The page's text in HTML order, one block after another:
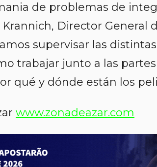
de problemas de
Director General
supervisar las
trabajar junto a las
qué y dónde están los
www.zonadeazar.com